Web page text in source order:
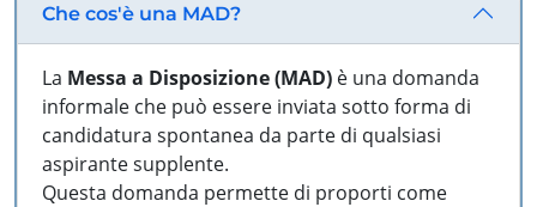
Che cos'è una MAD?
La Messa a Disposizione (MAD) è una domanda
informale che può essere inviata sotto forma di
candidatura spontanea da parte di qualsiasi
aspirante supplente.
Questa domanda permette di proporti come